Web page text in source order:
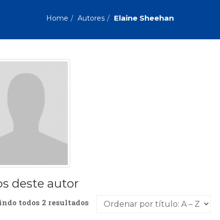
Comportamento (418)
Economia, Negócios (31)
Jornalismo (57)
Literatura, Ficção, Ensaios (69)
Psicodrama (200)
Treinamento e RH (65)
Home Autores Elaine Sheehan
deste autor
todos 2 resultados